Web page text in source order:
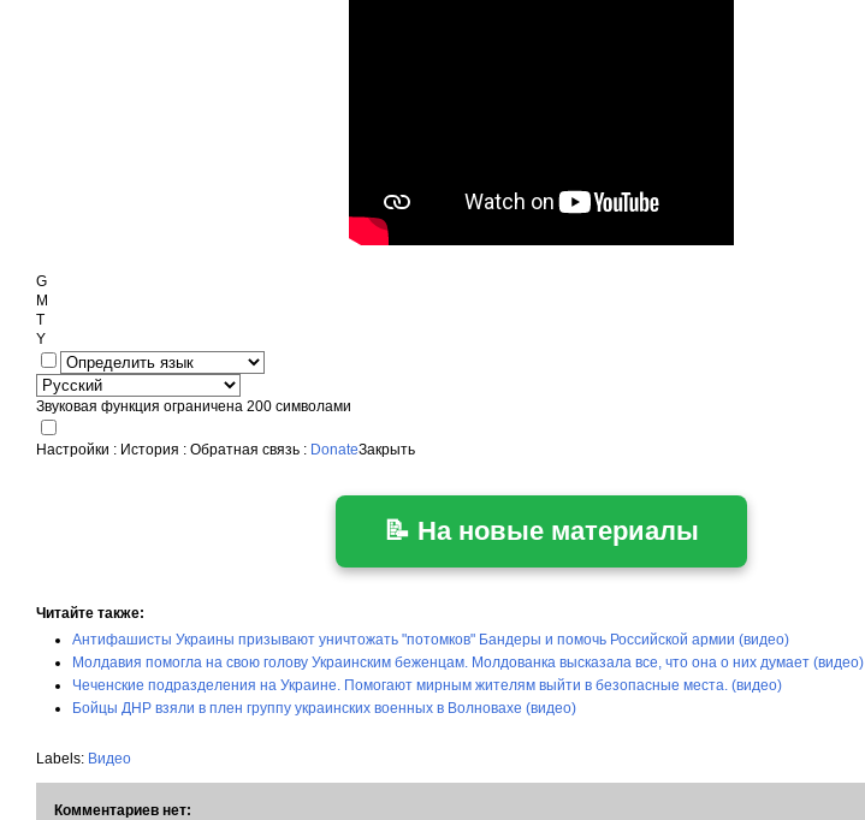
G
M
T
Y
Звуковая функция ограничена 200 символами
Настройки : История : Обратная связь : DonateЗакрыть
📝 На новые материалы
Читайте также:
Антифашисты Украины призывают уничтожать "потомков" Бандеры и помочь Российской армии (видео)
Молдавия помогла на свою голову Украинским беженцам. Молдованка высказала все, что она о них думает (видео)
Чеченские подразделения на Украине. Помогают мирным жителям выйти в безопасные места. (видео)
Бойцы ДНР взяли в плен группу украинских военных в Волновахе (видео)
Labels: Видео
Комментариев нет: